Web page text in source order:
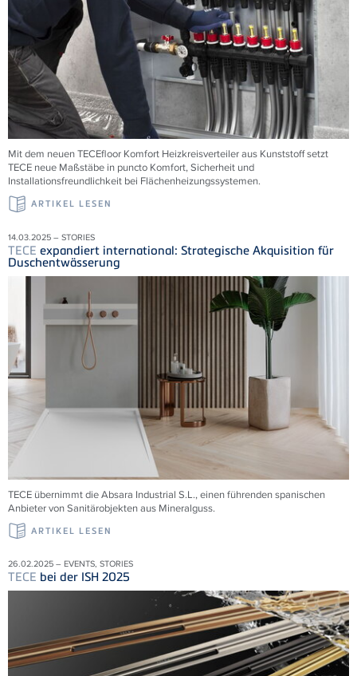
Mit dem neuenTECEfloor Komfort Heizkreisverteiler aus Kunststoff setzt
TECE neue Maßstäbe in puncto Komfort, Sicherheit und
Installationsfreundlichkeit bei Flächenheizungssystemen.
ARTIKEL LESEN
14.03.2025 – STORIES
TECE expandiert international: Strategische Akquisition für
Duschentwässerung
TECE übernimmt dieAbsara Industrial S.L., einen führenden spanischen
Anbieter von Sanitärobjekten aus Mineralguss.
ARTIKEL LESEN
26.02.2025 – EVENTS, STORIES
TECE bei der ISH 2025